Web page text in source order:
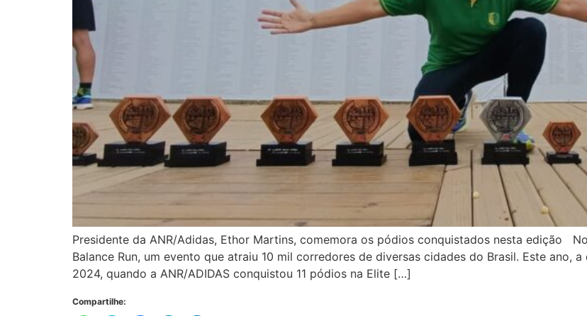
Presidente da ANR/Adidas, Ethor Martins, comemora os pódios conquistados nesta edição
Balance Run, um evento que atraiu 10 mil corredores de diversas cidades do Brasil. Este ano,
2024, quando a ANR/ADIDAS conquistou 11 pódios na Elite […]
Compartilhe: